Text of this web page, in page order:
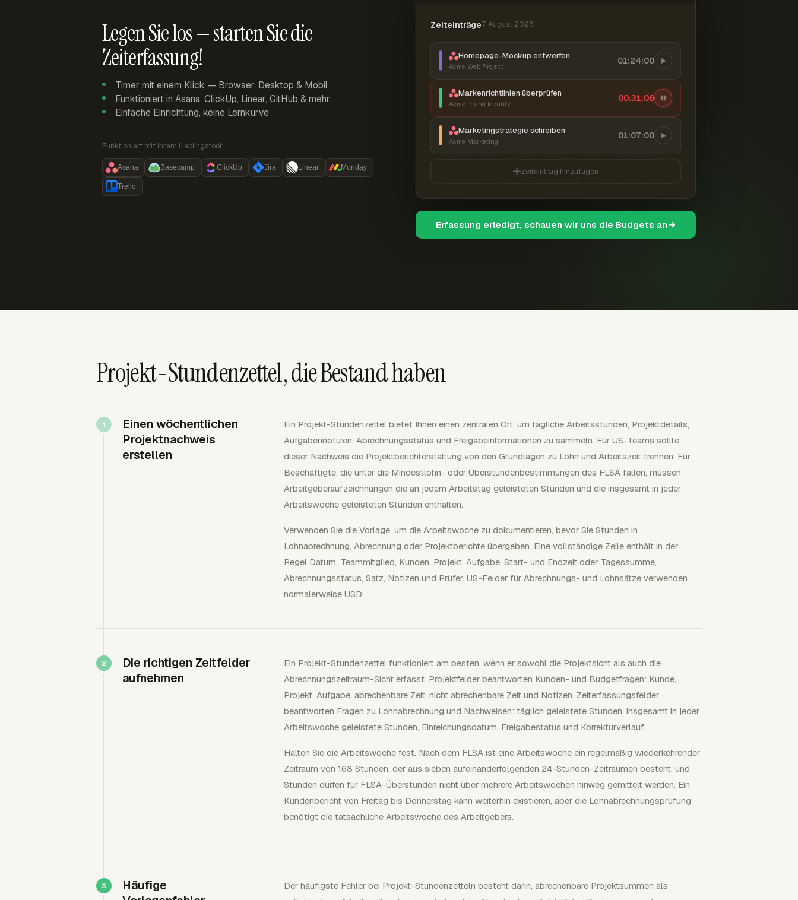
Legen Sie los — starten Sie die
Zeiterfassung!
Timer mit einem Klick — Browser, Desktop & Mobil
Funktioniert in Asana, ClickUp, Linear, GitHub & mehr
Einfache Einrichtung, keine Lernkurve
Funktioniert mit Ihrem Lieblingstool:
Asana Basecamp ClickUp Jira Linear Monday
Trello
Zeiteinträge7. August 2026
Homepage-Mockup entwerfen
Acme Web Project
01:24:00
Markenrichtlinien überprüfen
Acme Brand Identity
00:31:07
Marketingstrategie schreiben
Acme Marketing
01:07:00
Zeiteintrag hinzufügen
Erfassung erledigt, schauen wir uns die Budgets an
Projekt-Stundenzettel, die Bestand haben
Einen wöchentlichen
Projektnachweis
erstellen
Ein Projekt-Stundenzettel bietet Ihnen einen zentralen Ort, um tägliche Arbeitsstunden, Projektdetails,
Aufgabennotizen, Abrechnungsstatus und Freigabeinformationen zu sammeln. Für US-Teams sollte
dieser Nachweis die Projektberichterstattung von den Grundlagen zu Lohn und Arbeitszeit trennen. Für
Beschäftigte, die unter die Mindestlohn- oder Überstundenbestimmungen des FLSA fallen, müssen
Arbeitgeberaufzeichnungen die an jedem Arbeitstag geleisteten Stunden und die insgesamt in jeder
Arbeitswoche geleisteten Stunden enthalten.
Verwenden Sie die Vorlage, um die Arbeitswoche zu dokumentieren, bevor Sie Stunden in
Lohnabrechnung, Abrechnung oder Projektberichte übergeben. Eine vollständige Zeile enthält in der
Regel Datum, Teammitglied, Kunden, Projekt, Aufgabe, Start- und Endzeit oder Tagessumme,
Abrechnungsstatus, Satz, Notizen und Prüfer. US-Felder für Abrechnungs- und Lohnsätze verwenden
normalerweise USD.
Die richtigen Zeitfelder
aufnehmen
Ein Projekt-Stundenzettel funktioniert am besten, wenn er sowohl die Projektsicht als auch die
Abrechnungszeitraum-Sicht erfasst. Projektfelder beantworten Kunden- und Budgetfragen: Kunde,
Projekt, Aufgabe, abrechenbare Zeit, nicht abrechenbare Zeit und Notizen. Zeiterfassungsfelder
beantworten Fragen zu Lohnabrechnung und Nachweisen: täglich geleistete Stunden, insgesamt in jeder
Arbeitswoche geleistete Stunden, Einreichungsdatum, Freigabestatus und Korrekturverlauf.
Halten Sie die Arbeitswoche fest. Nach dem FLSA ist eine Arbeitswoche ein regelmäßig wiederkehrender
Zeitraum von 168 Stunden, der aus sieben aufeinanderfolgenden 24-Stunden-Zeiträumen besteht, und
Stunden dürfen für FLSA-Überstunden nicht über mehrere Arbeitswochen hinweg gemittelt werden. Ein
Kundenbericht von Freitag bis Donnerstag kann weiterhin existieren, aber die Lohnabrechnungsprüfung
benötigt die tatsächliche Arbeitswoche des Arbeitgebers.
Häufige
Der häufigste Fehler bei Projekt-Stundenzetteln besteht darin, abrechenbare Projektsummen als